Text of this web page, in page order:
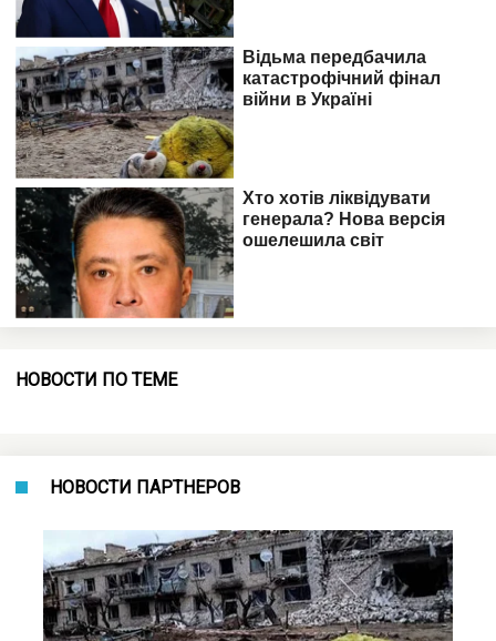
НОВОСТИ ПО ТЕМЕ
НОВОСТИ ПАРТНЕРОВ